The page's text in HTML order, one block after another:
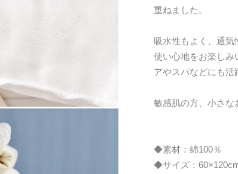
重ねました。
吸水性もよく、通気
使い心地をお楽しみ
アやスパなどにも活
敏感肌の方、小さな
◆素材：綿100％
◆サイズ：